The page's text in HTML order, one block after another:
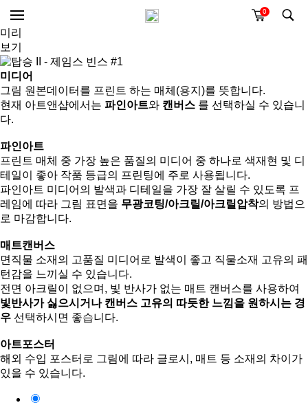
0
미리
보기
미디어
그림 원본데이터를 프린트 하는 매체(용지)를 뜻합니다.
현재 아트앤샵에서는 파인아트와 캔버스 를 선택하실 수 있습니
다.
파인아트
프린트 매체 중 가장 높은 품질의 미디어 중 하나로 색재현 및 디
테일이 좋아 작품 등급의 프린팅에 주로 사용됩니다.
파인아트 미디어의 발색과 디테일을 가장 잘 살릴 수 있도록 프
레임에 따라 그림 표면을 무광코팅/아크릴/아크릴압착의 방법으
로 마감합니다.
매트캔버스
면직물 소재의 고품질 미디어로 발색이 좋고 직물소재 고유의 패
턴감을 느끼실 수 있습니다.
전면 아크릴이 없으며, 빛 반사가 없는 매트 캔버스를 사용하여
빛반사가 싫으시거나 캔버스 고유의 따듯한 느낌을 원하시는 경
우 선택하시면 좋습니다.
아트포스터
해외 수입 포스터로 그림에 따라 글로시, 매트 등 소재의 차이가
있을 수 있습니다.